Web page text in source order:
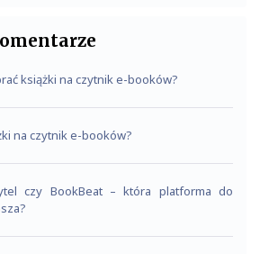
książki na czytnik e-booków?
na czytnik e-booków?
czy BookBeat – która platforma do